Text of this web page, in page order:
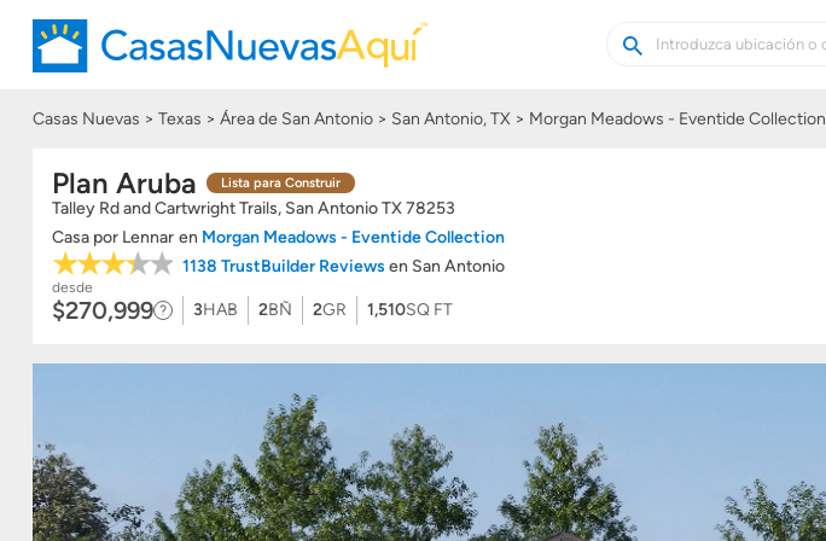
Buscar
casas
Buscar
Casas Nuevas Texas Área de San Antonio San Antonio, TX Morgan Meadows - Eventide Collection
Plan Aruba Lista para Construir
Talley Rd and Cartwright Trails, San AntonioTX78253
Casa por Lennar en Morgan Meadows - Eventide Collection
1138 TrustBuilder Reviews en San Antonio
desde
$270,999 3HAB 2BÑ 2GR 1,510SQ FT